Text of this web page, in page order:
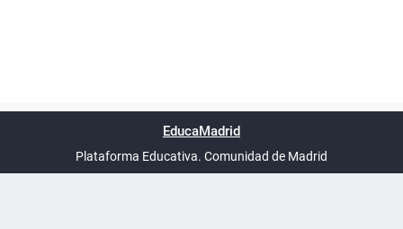
UTC+02:00
phpBB España
EducaMadrid
Plataforma Educativa. Comunidad de Madrid